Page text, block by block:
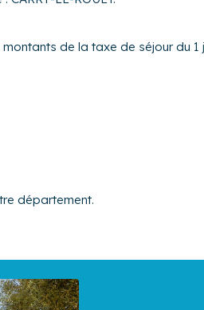
de la taxe de séjour du 1
département.